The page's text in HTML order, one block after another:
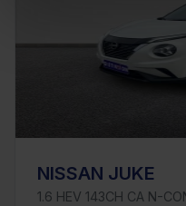
NISSAN JUKE
1.6 HEV 143CH CA N-